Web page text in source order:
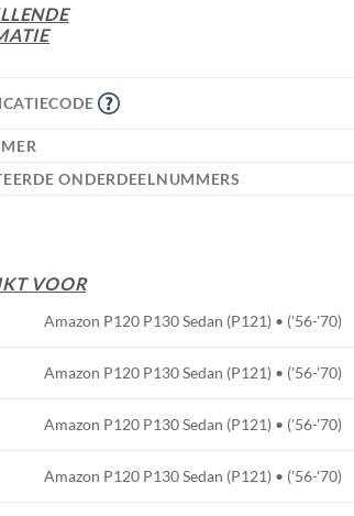
ONDERDEELNUMMERS
VOOR
Amazon P120 P130 Sedan (P121) • ('56-'70)
Amazon P120 P130 Sedan (P121) • ('56-'70)
Amazon P120 P130 Sedan (P121) • ('56-'70)
Amazon P120 P130 Sedan (P121) • ('56-'70)